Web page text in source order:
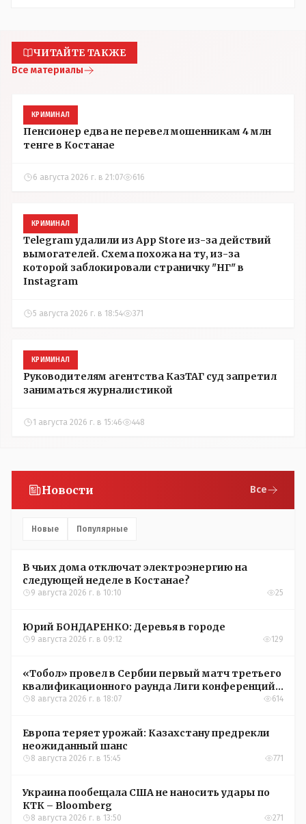
ЧИТАЙТЕ ТАКЖЕ
Все материалы
КРИМИНАЛ
Пенсионер едва не перевел мошенникам 4 млн
тенге в Костанае
6 августа 2026 г. в 21:07 616
КРИМИНАЛ
Telegram удалили из App Store из-за действий
вымогателей. Схема похожа на ту, из-за
которой заблокировали страничку "НГ" в
Instagram
5 августа 2026 г. в 18:54 371
КРИМИНАЛ
Руководителям агентства КазТАГ суд запретил
заниматься журналистикой
1 августа 2026 г. в 15:46 448
Новости Все
Новые Популярные
В чьих дома отключат электроэнергию на
следующей неделе в Костанае?
9 августа 2026 г. в 10:10 25
Юрий БОНДАРЕНКО: Деревья в городе
9 августа 2026 г. в 09:12 129
«Тобол» провел в Сербии первый матч третьего
квалификационного раунда Лиги конференций
УЕФА
8 августа 2026 г. в 18:07 614
Европа теряет урожай: Казахстану предрекли
неожиданный шанс
8 августа 2026 г. в 15:45 771
Украина пообещала США не наносить удары по
КТК – Bloomberg
8 августа 2026 г. в 13:50 271